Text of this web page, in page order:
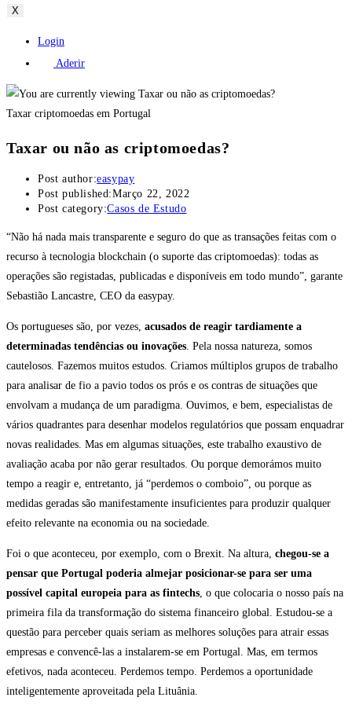
X
Login
Aderir
Taxar criptomoedas em Portugal
Taxar ou não as criptomoedas?
Post author:easypay
Post published:Março 22, 2022
Post category:Casos de Estudo
“Não há nada mais transparente e seguro do que as transações feitas com o
recurso à tecnologia blockchain (o suporte das criptomoedas): todas as
operações são registadas, publicadas e disponíveis em todo mundo”, garante
Sebastião Lancastre, CEO da easypay.
Os portugueses são, por vezes, acusados de reagir tardiamente a
determinadas tendências ou inovações. Pela nossa natureza, somos
cautelosos. Fazemos muitos estudos. Criamos múltiplos grupos de trabalho
para analisar de fio a pavio todos os prós e os contras de situações que
envolvam a mudança de um paradigma. Ouvimos, e bem, especialistas de
vários quadrantes para desenhar modelos regulatórios que possam enquadrar
novas realidades. Mas em algumas situações, este trabalho exaustivo de
avaliação acaba por não gerar resultados. Ou porque demorámos muito
tempo a reagir e, entretanto, já “perdemos o comboio”, ou porque as
medidas geradas são manifestamente insuficientes para produzir qualquer
efeito relevante na economia ou na sociedade.
Foi o que aconteceu, por exemplo, com o Brexit. Na altura, chegou-se a
pensar que Portugal poderia almejar posicionar-se para ser uma
possível capital europeia para as fintechs, o que colocaria o nosso país na
primeira fila da transformação do sistema financeiro global. Estudou-se a
questão para perceber quais seriam as melhores soluções para atrair essas
empresas e convencê-las a instalarem-se em Portugal. Mas, em termos
efetivos, nada aconteceu. Perdemos tempo. Perdemos a oportunidade
inteligentemente aproveitada pela Lituânia.